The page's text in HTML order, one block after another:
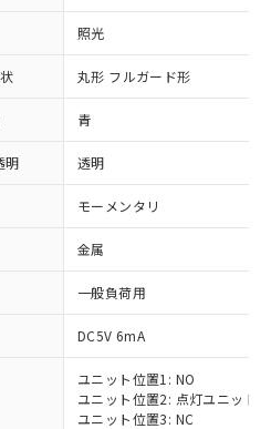
照光
丸形 フルガード形
青
明 透明
モーメンタリ
金属
一般負荷用
DC5V 6mA
ユニット位置1: NO
ユニット位置2: 点灯ユニット
ユニット位置3: NC